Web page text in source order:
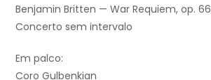
Benjamin Britten — War Requiem, op. 66
Concerto sem intervalo
Em palco:
Coro Gulbenkian